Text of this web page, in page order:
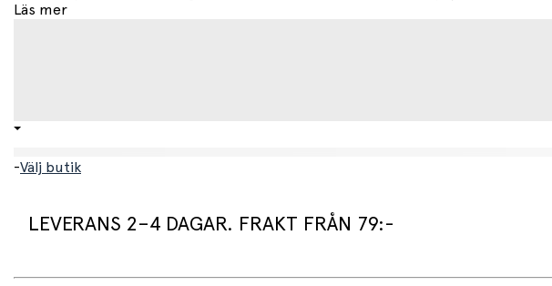
Läs mer
-Välj butik
LEVERANS 2–4 DAGAR. FRAKT FRÅN 79:-